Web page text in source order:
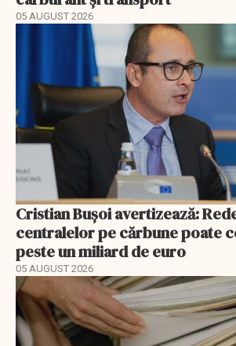
05 AUGUST 2026
Cristian Bușoi avertizează:
centralelor pe cărbune poate
peste un miliard de euro
05 AUGUST 2026